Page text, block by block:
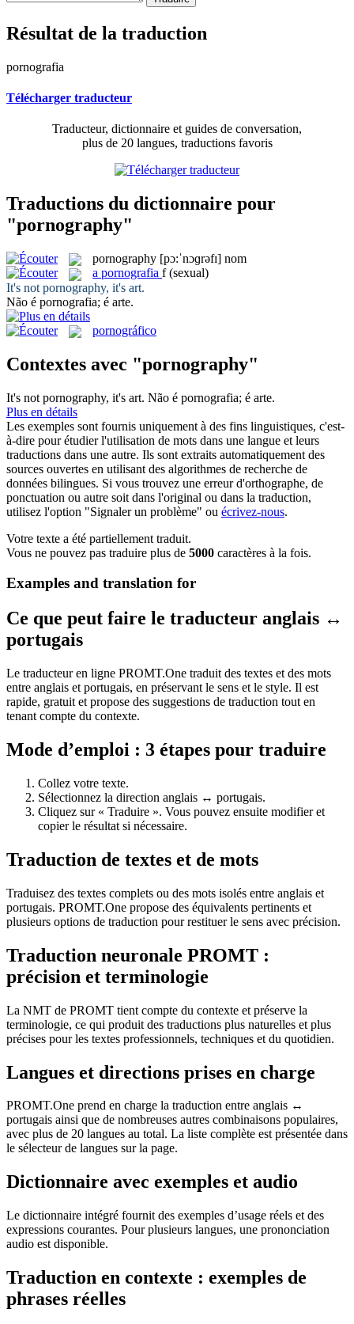
Résultat de la traduction
pornografia
Télécharger traducteur
Traducteur, dictionnaire et guides de conversation,
plus de 20 langues, traductions favoris
Traductions du dictionnaire pour
"pornography"
pornography [pɔ:ˈnɔɡrəfɪ] nom
a pornografia f (sexual)
It's not pornography, it's art.
Não é pornografia; é arte.
pornográfico
Contextes avec "pornography"
It's not pornography, it's art. Não é pornografia; é arte.
Plus en détails
Les exemples sont fournis uniquement à des fins linguistiques, c'est-
à-dire pour étudier l'utilisation de mots dans une langue et leurs
traductions dans une autre. Ils sont extraits automatiquement des
sources ouvertes en utilisant des algorithmes de recherche de
données bilingues. Si vous trouvez une erreur d'orthographe, de
ponctuation ou autre soit dans l'original ou dans la traduction,
utilisez l'option "Signaler un problème" ou écrivez-nous.
Votre texte a été partiellement traduit.
Vous ne pouvez pas traduire plus de 5000 caractères à la fois.
Examples and translation for
Ce que peut faire le traducteur anglais ↔
portugais
Le traducteur en ligne PROMT.One traduit des textes et des mots
entre anglais et portugais, en préservant le sens et le style. Il est
rapide, gratuit et propose des suggestions de traduction tout en
tenant compte du contexte.
Mode d’emploi : 3 étapes pour traduire
Collez votre texte.
Sélectionnez la direction anglais ↔ portugais.
Cliquez sur « Traduire ». Vous pouvez ensuite modifier et
copier le résultat si nécessaire.
Traduction de textes et de mots
Traduisez des textes complets ou des mots isolés entre anglais et
portugais. PROMT.One propose des équivalents pertinents et
plusieurs options de traduction pour restituer le sens avec précision.
Traduction neuronale PROMT :
précision et terminologie
La NMT de PROMT tient compte du contexte et préserve la
terminologie, ce qui produit des traductions plus naturelles et plus
précises pour les textes professionnels, techniques et du quotidien.
Langues et directions prises en charge
PROMT.One prend en charge la traduction entre anglais ↔
portugais ainsi que de nombreuses autres combinaisons populaires,
avec plus de 20 langues au total. La liste complète est présentée dans
le sélecteur de langues sur la page.
Dictionnaire avec exemples et audio
Le dictionnaire intégré fournit des exemples d’usage réels et des
expressions courantes. Pour plusieurs langues, une prononciation
audio est disponible.
Traduction en contexte : exemples de
phrases réelles